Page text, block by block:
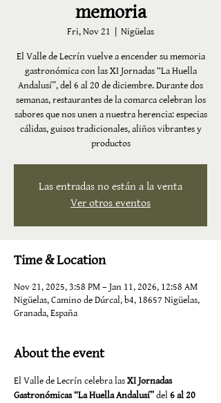
memoria
Fri, Nov 21
  |
Nigüelas
El Valle de Lecrín vuelve a encender su memoria
gastronómica con las XI Jornadas “La Huella
Andalusí”, del 6 al 20 de diciembre. Durante dos
semanas, restaurantes de la comarca celebran los
sabores que nos unen a nuestra herencia: especias
cálidas, guisos tradicionales, aliños vibrantes y
productos
Las entradas no están a la venta
Ver otros eventos
Time & Location
Nov 21, 2025, 3:58 PM – Jan 11, 2026, 12:58 AM
Nigüelas, Camino de Dúrcal, b4, 18657 Nigüelas,
Granada, España
About the event
El Valle de Lecrín celebra las XI Jornadas
Gastronómicas “La Huella Andalusí” del 6 al 20